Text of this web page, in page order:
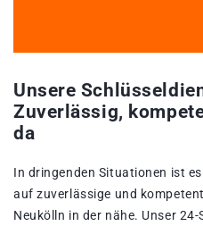
Unsere
Zuverlässig,
da
In dringenden Situationen ist
auf zuverlässige und
Neukölln in der nähe. Unser